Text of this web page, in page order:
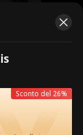
Sconto del 26%